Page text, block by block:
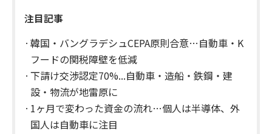
注目記事
韓国・バングラデシュCEPA原則合意…自動車・K
フードの関税障壁を低減
下請け交渉認定70%...自動車・造船・鉄鋼・建
設・物流が地雷原に
1ヶ月で変わった資金の流れ…個人は半導体、外
国人は自動車に注目